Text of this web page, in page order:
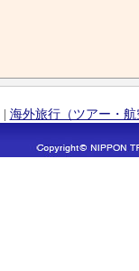
| 海外旅行（ツアー・航